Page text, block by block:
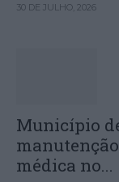
30 DE JULHO, 2026
Município
médica no...